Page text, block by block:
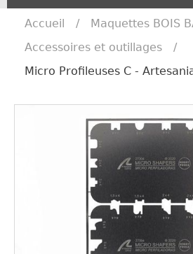
Accueil / Maquettes BOIS
Accessoires et outillages
/
Micro Profileuses C -